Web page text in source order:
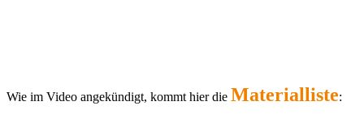
Wie im Video angekündigt, kommt hier die Materialliste: